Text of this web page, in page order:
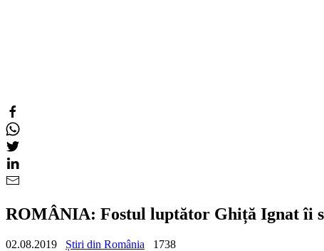
ROMÂNIA: Fostul luptător Ghiță Ignat îi
02.08.2019 Știri din România
1738